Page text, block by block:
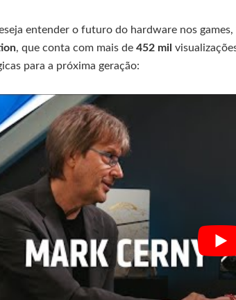
entender o futuro do hardware nos
, que conta com mais de 452 mil
para a próxima geração: